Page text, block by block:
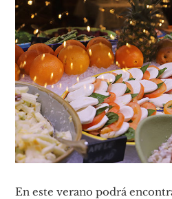
En este verano podrá